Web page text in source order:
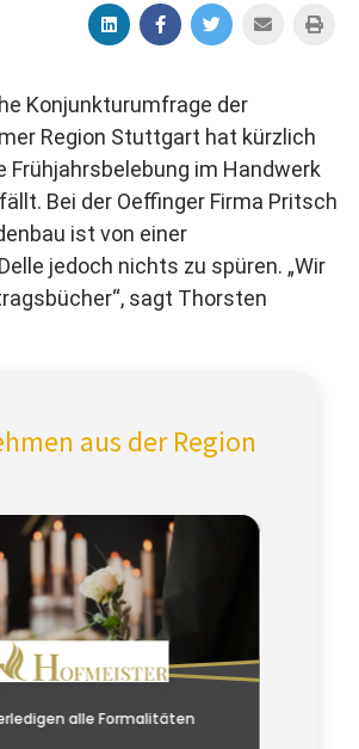
Konjunkturumfrage der
Region Stuttgart hat kürzlich
Frühjahrsbelebung im Handwerk
Bei der Oeffinger Firma Pritsch
ist von einer
jedoch nichts zu spüren. „Wir
sagt Thorsten
aus der Region